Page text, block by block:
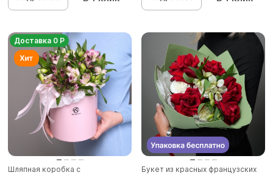
Доставка 0 Р
Шляпная коробка с
Букет из красных французских